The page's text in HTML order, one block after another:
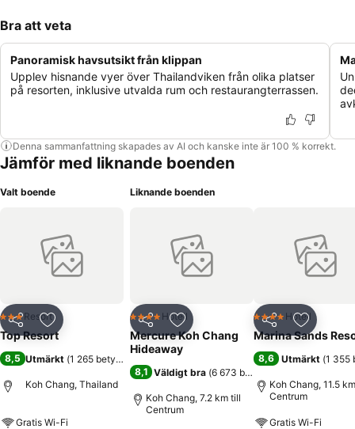
Bra att veta
Panoramisk havsutsikt från klippan
Upplev hisnande vyer över Thailandviken från olika platser
på resorten, inklusive utvalda rum och restaurangterrassen.
Denna sammanfattning skapades av AI och kanske inte är 100 % korrekt.
Jämför med liknande boenden
Valt boende
Dela Lägg till i Mina Favoriter
3 Stjärnor
Resort
Top Resort
8,5 Utmärkt (1 265 betyg)
Koh Chang, Thailand
Gratis Wi-Fi
Liknande boenden
Dela Lägg till i Mina Favoriter
4 StjärnorHotell
Mercure Koh Chang
Hideaway
8,1 Väldigt bra (6 673 betyg
Koh Chang, 7.2 km till
Centrum
Dela Lägg till
4 StjärnorHotell
Marina Sands
8,6 Utmärkt (1 355
Koh Chang, 11.5
Centrum
Gratis Wi-Fi